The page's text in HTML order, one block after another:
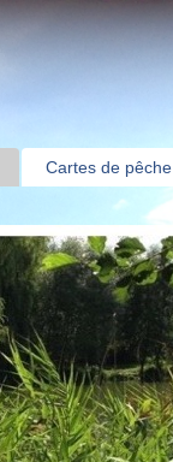
Cartes de pêche